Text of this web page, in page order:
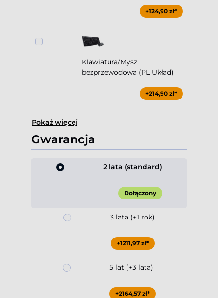
+124,90 zł*
Klawiatura/Mysz
bezprzewodowa (PL Układ)
+214,90 zł*
Pokaż więcej
Gwarancja
2 lata (standard)
Dołączony
3 lata (+1 rok)
+1211,97 zł*
5 lat (+3 lata)
+2164,57 zł*